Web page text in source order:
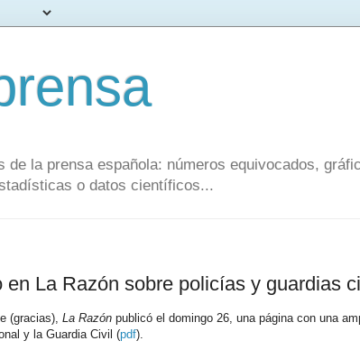
de la prensa española: números equivocados,
o datos científicos...
en La Razón sobre policías y guardias
(gracias), La Razón publicó el domingo 26, una página con una
y la Guardia Civil (pdf).